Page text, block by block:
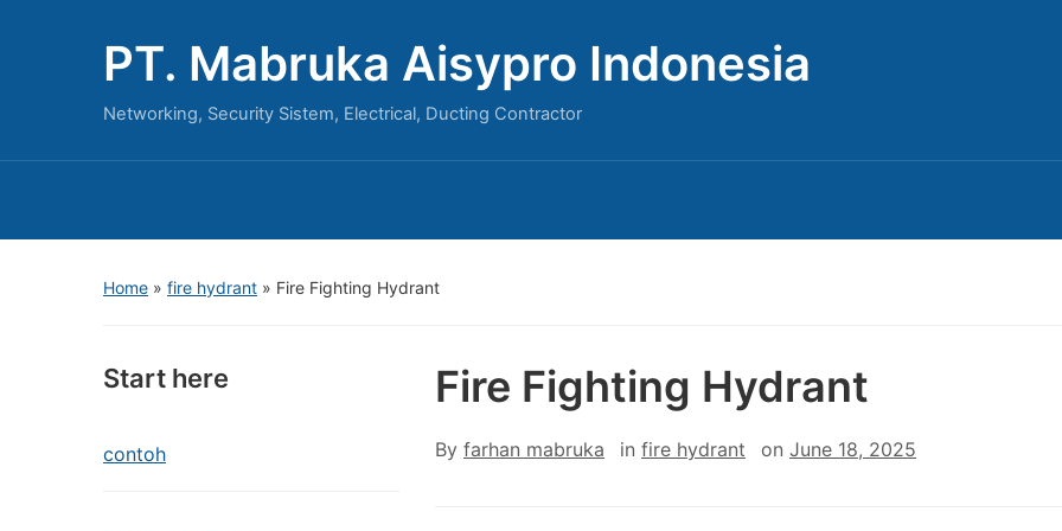
PT. Mabruka Aisypro Indonesia
Networking, Security Sistem, Electrical, Ducting Contractor
Home » fire hydrant » Fire Fighting Hydrant
Start here
contoh
Fire Fighting Hydrant
By farhan mabruka in fire hydrant on June 18, 2025